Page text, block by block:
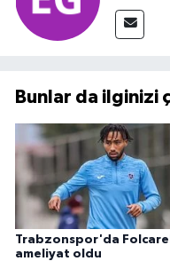
Bunlar da ilginizi
Trabzonspor'da
ameliyat oldu